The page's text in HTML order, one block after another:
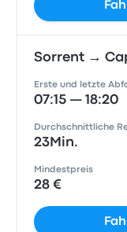
Sorrent →
Erste und letzte
07:15 — 18:20
Durchschnittliche
23Min.
Mindestpreis
28 €